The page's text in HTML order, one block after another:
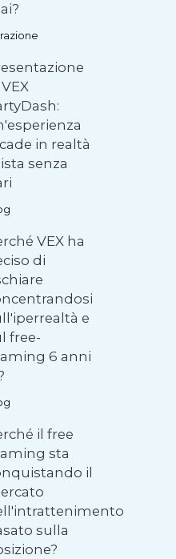
in realtà
senza
VEX ha
di
e
free-
6 anni
il free
sta
il
sulla